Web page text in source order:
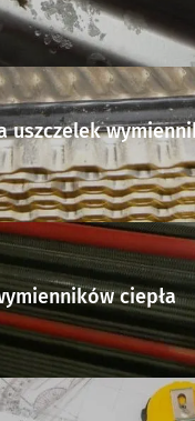
uszczelek
ciepła